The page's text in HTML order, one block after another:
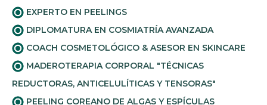
EXPERTO EN PEELINGS
DIPLOMATURA EN COSMIATRÍA AVANZADA
COACH COSMETOLÓGICO & ASESOR EN SKINCARE
MADEROTERAPIA CORPORAL "TÉCNICAS
REDUCTORAS, ANTICELULÍTICAS Y TENSORAS"
PEELING COREANO DE ALGAS Y ESPÍCULAS